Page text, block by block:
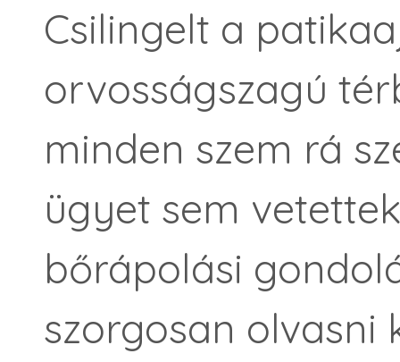
Csilingelt a
orvosságszagú
minden szem rá
ügyet sem
bőrápolási
szorgosan olvasni